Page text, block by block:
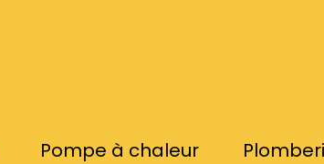
Pompe à chaleur